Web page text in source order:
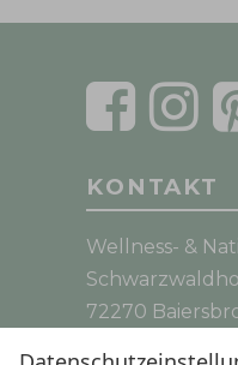
KONTAKT
Wellness- &
72270